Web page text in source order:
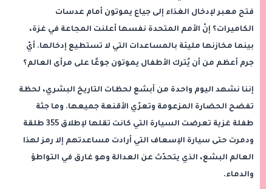
فتح معبر لإدخال الغذاء إلى جياع يموتون أمام عدسات
الكاميرات؟ إنّ الأمم المتحدة نفسها أعلنت المجاعة في غزة،
بينما مخازنها مليئة بالمساعدات التي لا تستطيع إدخالها. أيّ
جرم أعظم من أن يُترك الأطفال يموتون جوعًا على مرأى العالم؟
إننا نشهد اليوم واحدة من أبشع لحظات التاريخ البشري، لحظة
تفضح الحضارة المزعومة وتعرّي الأقنعة جميعها. وما جثة
طفلة غزية تعرضت السيارة التي كانت تقلها لإطلاق 355 طلقة
ودمرت حتى سيارة الإسعاف التي أرادت مساعدتهم إلا رمز لهذا
العالم البشع، الذي يتحدّث عن العدالة وهو غارق في التواطؤ
والدماء.